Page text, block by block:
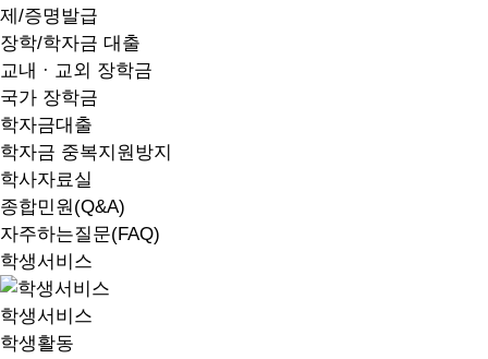
제/증명발급
장학/학자금 대출
교내 · 교외 장학금
국가 장학금
학자금대출
학자금 중복지원방지
학사자료실
종합민원(Q&A)
자주하는질문(FAQ)
학생서비스
학생서비스
학생활동